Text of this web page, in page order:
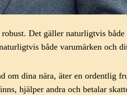
Det gäller naturligtvis
både varumärken och
om dina nära, äter en ordentlig
hjälper andra och betalar